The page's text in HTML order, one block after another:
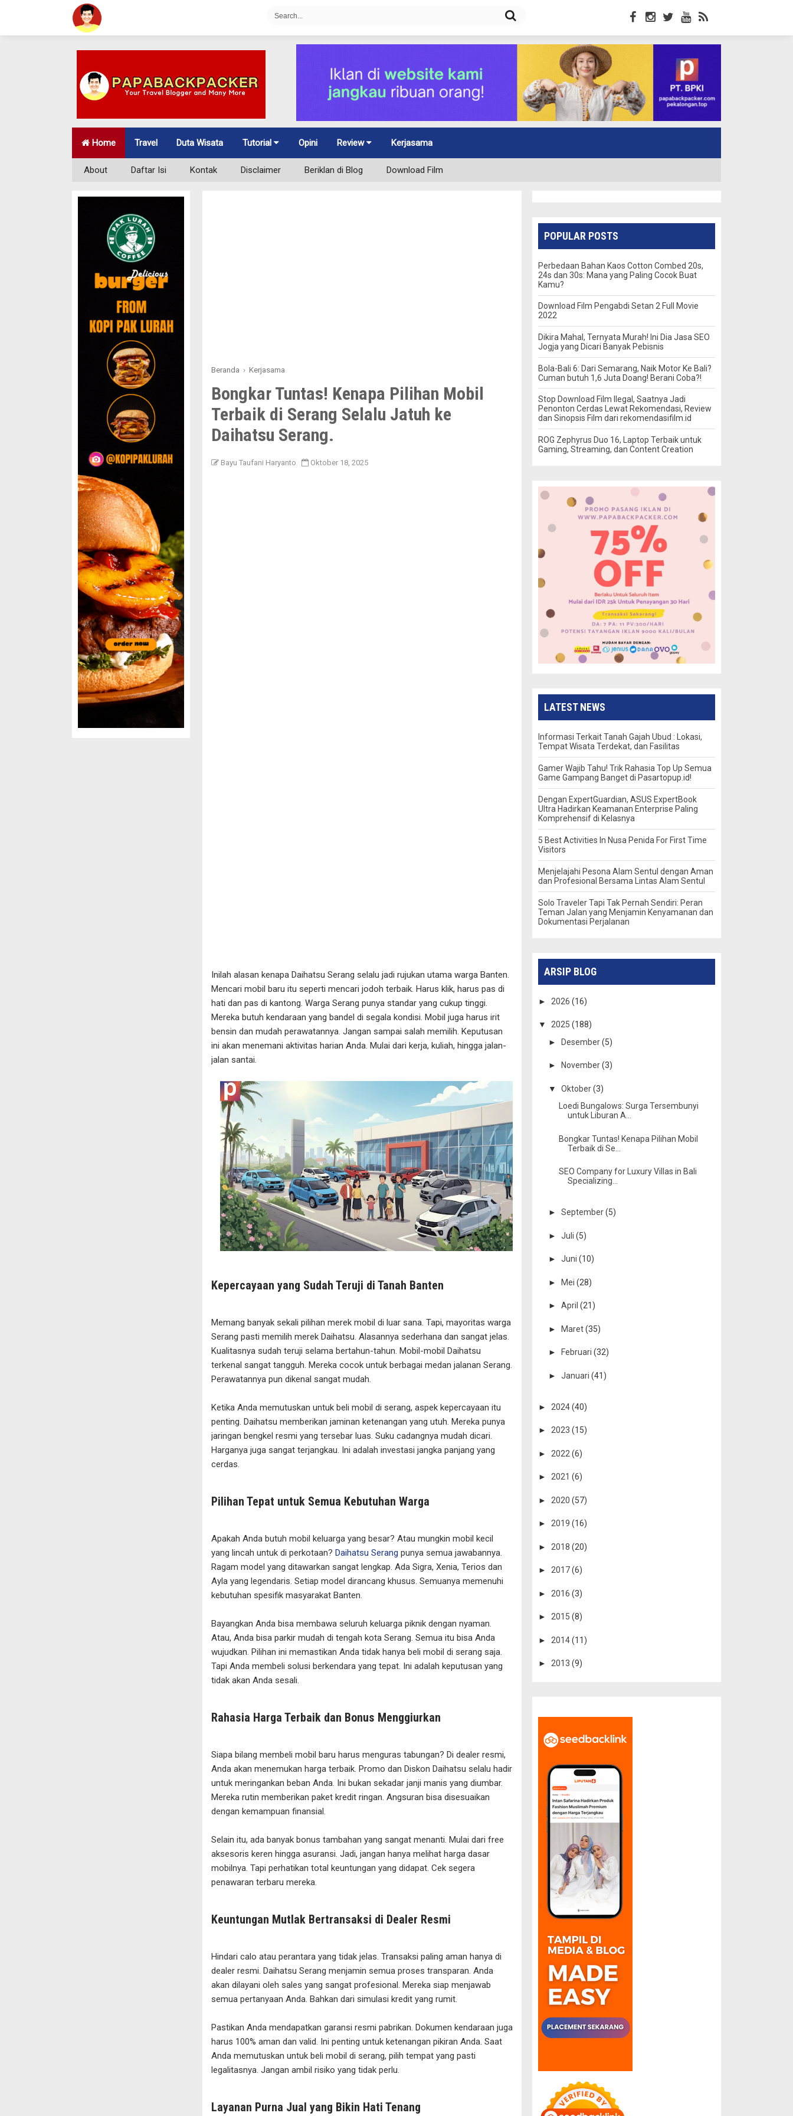
Home Travel Duta Wisata Tutorial Opini Review Kerjasama
About Daftar Isi Kontak Disclaimer Beriklan di Blog Download Film
Beranda › Kerjasama
Bongkar Tuntas! Kenapa Pilihan Mobil
Terbaik di Serang Selalu Jatuh ke
Daihatsu Serang.
Bayu Taufani Haryanto Oktober 18, 2025
Inilah alasan kenapa Daihatsu Serang selalu jadi rujukan utama warga Banten.
Mencari mobil baru itu seperti mencari jodoh terbaik. Harus klik, harus pas di
hati dan pas di kantong. Warga Serang punya standar yang cukup tinggi.
Mereka butuh kendaraan yang bandel di segala kondisi. Mobil juga harus irit
bensin dan mudah perawatannya. Jangan sampai salah memilih. Keputusan
ini akan menemani aktivitas harian Anda. Mulai dari kerja, kuliah, hingga jalan-
jalan santai.
Kepercayaan yang Sudah Teruji di Tanah Banten
Memang banyak sekali pilihan merek mobil di luar sana. Tapi, mayoritas warga
Serang pasti memilih merek Daihatsu. Alasannya sederhana dan sangat jelas.
Kualitasnya sudah teruji selama bertahun-tahun. Mobil-mobil Daihatsu
terkenal sangat tangguh. Mereka cocok untuk berbagai medan jalanan Serang.
Perawatannya pun dikenal sangat mudah.
Ketika Anda memutuskan untuk beli mobil di serang, aspek kepercayaan itu
penting. Daihatsu memberikan jaminan ketenangan yang utuh. Mereka punya
jaringan bengkel resmi yang tersebar luas. Suku cadangnya mudah dicari.
Harganya juga sangat terjangkau. Ini adalah investasi jangka panjang yang
cerdas.
Pilihan Tepat untuk Semua Kebutuhan Warga
Apakah Anda butuh mobil keluarga yang besar? Atau mungkin mobil kecil
yang lincah untuk di perkotaan? Daihatsu Serang punya semua jawabannya.
Ragam model yang ditawarkan sangat lengkap. Ada Sigra, Xenia, Terios dan
Ayla yang legendaris. Setiap model dirancang khusus. Semuanya memenuhi
kebutuhan spesifik masyarakat Banten.
Bayangkan Anda bisa membawa seluruh keluarga piknik dengan nyaman.
Atau, Anda bisa parkir mudah di tengah kota Serang. Semua itu bisa Anda
wujudkan. Pilihan ini memastikan Anda tidak hanya beli mobil di serang saja.
Tapi Anda membeli solusi berkendara yang tepat. Ini adalah keputusan yang
tidak akan Anda sesali.
Rahasia Harga Terbaik dan Bonus Menggiurkan
Siapa bilang membeli mobil baru harus menguras tabungan? Di dealer resmi,
Anda akan menemukan harga terbaik. Promo dan Diskon Daihatsu selalu hadir
untuk meringankan beban Anda. Ini bukan sekadar janji manis yang diumbar.
Mereka rutin memberikan paket kredit ringan. Angsuran bisa disesuaikan
dengan kemampuan finansial.
Selain itu, ada banyak bonus tambahan yang sangat menanti. Mulai dari free
aksesoris keren hingga asuransi. Jadi, jangan hanya melihat harga dasar
mobilnya. Tapi perhatikan total keuntungan yang didapat. Cek segera
penawaran terbaru mereka.
Keuntungan Mutlak Bertransaksi di Dealer Resmi
Hindari calo atau perantara yang tidak jelas. Transaksi paling aman hanya di
dealer resmi. Daihatsu Serang menjamin semua proses transparan. Anda
akan dilayani oleh sales yang sangat profesional. Mereka siap menjawab
semua pertanyaan Anda. Bahkan dari simulasi kredit yang rumit.
Pastikan Anda mendapatkan garansi resmi pabrikan. Dokumen kendaraan juga
harus 100% aman dan valid. Ini penting untuk ketenangan pikiran Anda. Saat
Anda memutuskan untuk beli mobil di serang, pilih tempat yang pasti
legalitasnya. Jangan ambil risiko yang tidak perlu.
Layanan Purna Jual yang Bikin Hati Tenang
POPULAR POSTS
Perbedaan Bahan Kaos Cotton Combed 20s,
24s dan 30s: Mana yang Paling Cocok Buat
Kamu?
Download Film Pengabdi Setan 2 Full Movie
2022
Dikira Mahal, Ternyata Murah! Ini Dia Jasa SEO
Jogja yang Dicari Banyak Pebisnis
Bola-Bali 6: Dari Semarang, Naik Motor Ke Bali?
Cuman butuh 1,6 Juta Doang! Berani Coba?!
Stop Download Film Ilegal, Saatnya Jadi
Penonton Cerdas Lewat Rekomendasi, Review
dan Sinopsis Film dari rekomendasifilm.id
ROG Zephyrus Duo 16, Laptop Terbaik untuk
Gaming, Streaming, dan Content Creation
LATEST NEWS
Informasi Terkait Tanah Gajah Ubud : Lokasi,
Tempat Wisata Terdekat, dan Fasilitas
Gamer Wajib Tahu! Trik Rahasia Top Up Semua
Game Gampang Banget di Pasartopup.id!
Dengan ExpertGuardian, ASUS ExpertBook
Ultra Hadirkan Keamanan Enterprise Paling
Komprehensif di Kelasnya
5 Best Activities In Nusa Penida For First Time
Visitors
Menjelajahi Pesona Alam Sentul dengan Aman
dan Profesional Bersama Lintas Alam Sentul
Solo Traveler Tapi Tak Pernah Sendiri: Peran
Teman Jalan yang Menjamin Kenyamanan dan
Dokumentasi Perjalanan
ARSIP BLOG
► 2026 (16)
▼ 2025 (188)
► Desember(5)
► November(3)
▼ Oktober(3)
Loedi Bungalows: Surga Tersembunyi
untuk Liburan A...
Bongkar Tuntas! Kenapa Pilihan Mobil
Terbaik di Se...
SEO Company for Luxury Villas in Bali
Specializing...
► September(5)
► Juli (5)
► Juni (10)
► Mei (28)
► April (21)
► Maret(35)
► Februari (32)
► Januari (41)
► 2024(40)
► 2023 (15)
► 2022 (6)
► 2021 (6)
► 2020 (57)
► 2019 (16)
► 2018 (20)
► 2017(6)
► 2016 (3)
► 2015 (8)
► 2014(11)
► 2013 (9)